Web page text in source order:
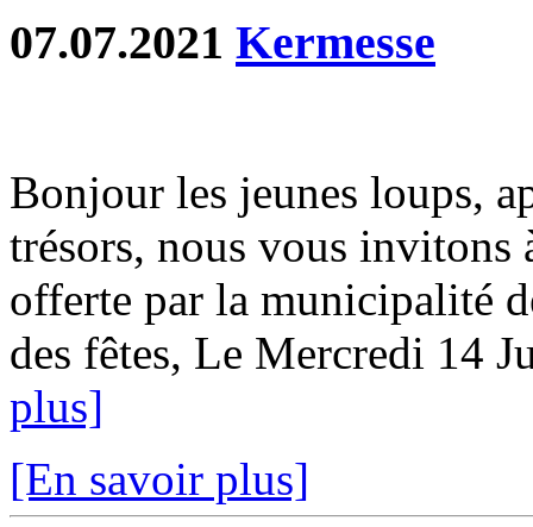
07.07.2021 Kermesse
Bonjour les jeunes loups,
trésors, nous vous invitons
offerte par la municipalité
des fêtes, Le Mercredi 14
plus]
[En savoir plus]